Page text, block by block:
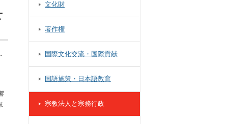
文化財
著作権
国際文化交流・国際貢献
国語施策・日本語教育
宗教法人と宗務行政